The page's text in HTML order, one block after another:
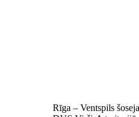
Rīga – Ventspils